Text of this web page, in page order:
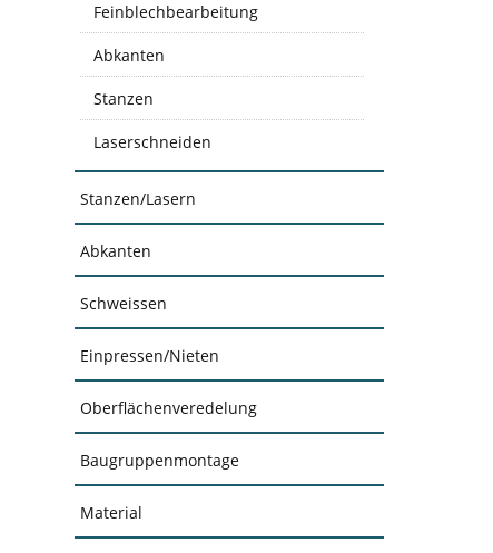
Feinblechbearbeitung
Abkanten
Stanzen
Laserschneiden
Stanzen/Lasern
Abkanten
Schweissen
Einpressen/Nieten
Oberflächenveredelung
Baugruppenmontage
Material